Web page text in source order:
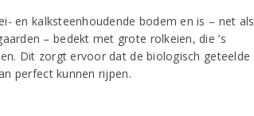
en kalksteenhoudende bodem en is – net als
– bedekt met grote rolkeien, die ’s
Dit zorgt ervoor dat de biologisch geteelde
perfect kunnen rijpen.